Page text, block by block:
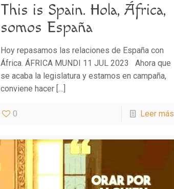
This is Spain. Hola, África,
somos España
Hoy repasamos las relaciones de España con
África. ÁFRICA MUNDI 11 JUL 2023 Ahora que
se acaba la legislatura y estamos en campaña,
conviene hacer[…]
0 Leer más